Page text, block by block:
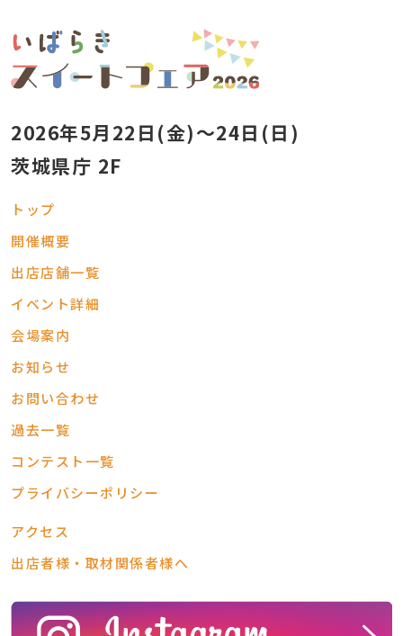
2026年5月22日(金)～24日(日)
茨城県庁 2F
トップ
開催概要
出店店舗一覧
イベント詳細
会場案内
お知らせ
お問い合わせ
過去一覧
コンテスト一覧
プライバシーポリシー
アクセス
出店者様・取材関係者様へ